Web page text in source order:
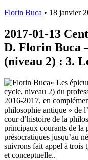
Florin Buca • 18 janvier
2017-01-13
D. Florin Buca
(niveau 2) : 3.
« Les
cycle, niveau 2) du
2016-2017, en
philosophie antique » de
cour d’histoire de la
principaux courants de la
présocratiques jusqu’au
suivrons fait appel à trois
et conceptuelle..